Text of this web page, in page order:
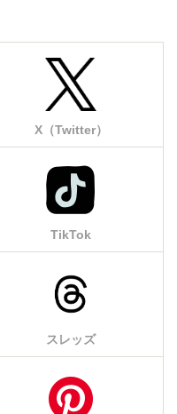
X（Twitter）
TikTok
スレッズ